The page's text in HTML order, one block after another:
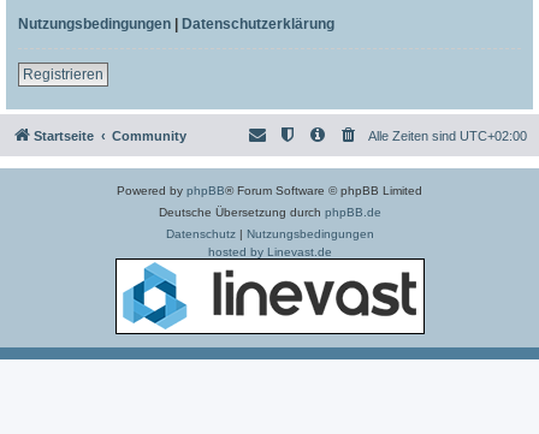
Nutzungsbedingungen | Datenschutzerklärung
Registrieren
Startseite Community Alle Zeiten sind UTC+02:00
Powered by phpBB® Forum Software © phpBB Limited
Deutsche Übersetzung durch phpBB.de
Datenschutz| Nutzungsbedingungen
hosted by Linevast.de